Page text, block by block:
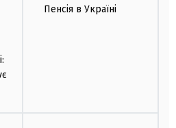
Пенсія в Україні